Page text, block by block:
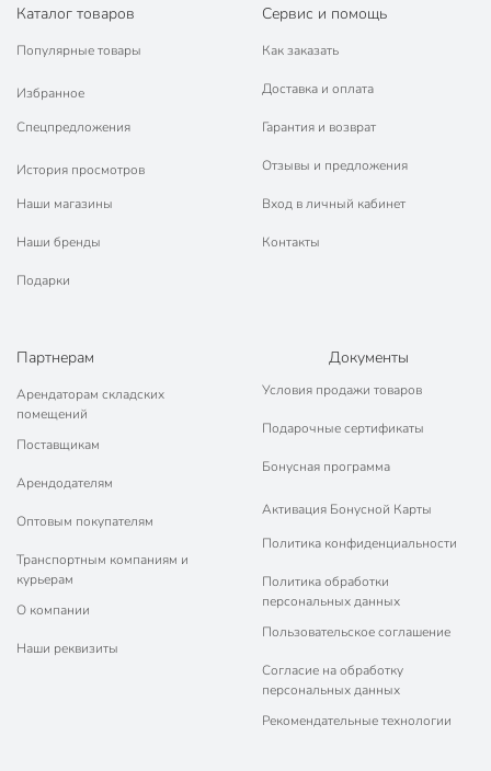
Каталог товаров
Популярные товары
Избранное
Спецпредложения
История просмотров
Наши магазины
Наши бренды
Подарки
Сервис и помощь
Как заказать
Доставка и оплата
Гарантия и возврат
Отзывы и предложения
Вход в личный кабинет
Контакты
Партнерам
Арендаторам складских
помещений
Поставщикам
Арендодателям
Оптовым покупателям
Транспортным компаниям и
курьерам
О компании
Наши реквизиты
Документы
Условия продажи товаров
Подарочные сертификаты
Бонусная программа
Активация Бонусной Карты
Политика конфиденциальности
Политика обработки
персональных данных
Пользовательское соглашение
Согласие на обработку
персональных данных
Рекомендательные технологии